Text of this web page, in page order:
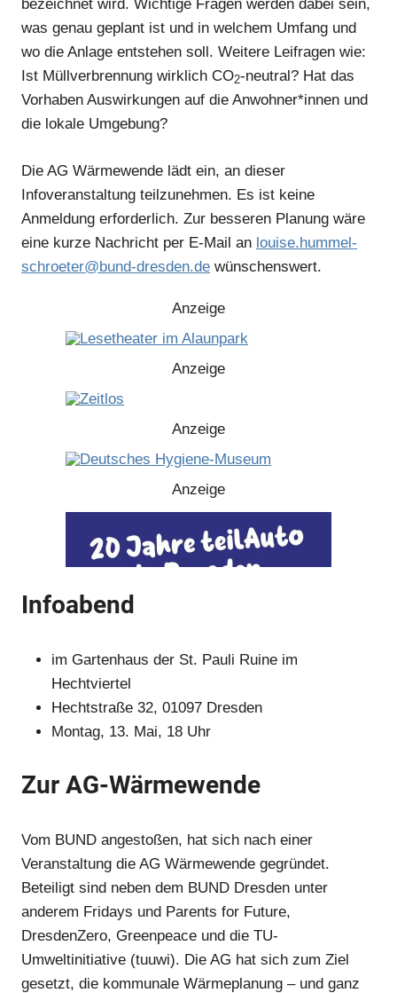
bezeichnet wird. Wichtige Fragen werden dabei sein,
was genau geplant ist und in welchem Umfang und
wo die Anlage entstehen soll. Weitere Leifragen wie:
Ist Müllverbrennung wirklich CO2-neutral? Hat das
Vorhaben Auswirkungen auf die Anwohner*innen und
die lokale Umgebung?
Die AG Wärmewende lädt ein, an dieser
Infoveranstaltung teilzunehmen. Es ist keine
Anmeldung erforderlich. Zur besseren Planung wäre
eine kurze Nachricht per E-Mail an louise.hummel-
schroeter@bund-dresden.de wünschenswert.
Anzeige
Anzeige
Anzeige
Anzeige
Infoabend
im Gartenhaus der St. Pauli Ruine im
Hechtviertel
Hechtstraße 32, 01097 Dresden
Montag, 13. Mai, 18 Uhr
Zur AG-Wärmewende
Vom BUND angestoßen, hat sich nach einer
Veranstaltung die AG Wärmewende gegründet.
Beteiligt sind neben dem BUND Dresden unter
anderem Fridays und Parents for Future,
DresdenZero, Greenpeace und die TU-
Umweltinitiative (tuuwi). Die AG hat sich zum Ziel
gesetzt, die kommunale Wärmeplanung – und ganz